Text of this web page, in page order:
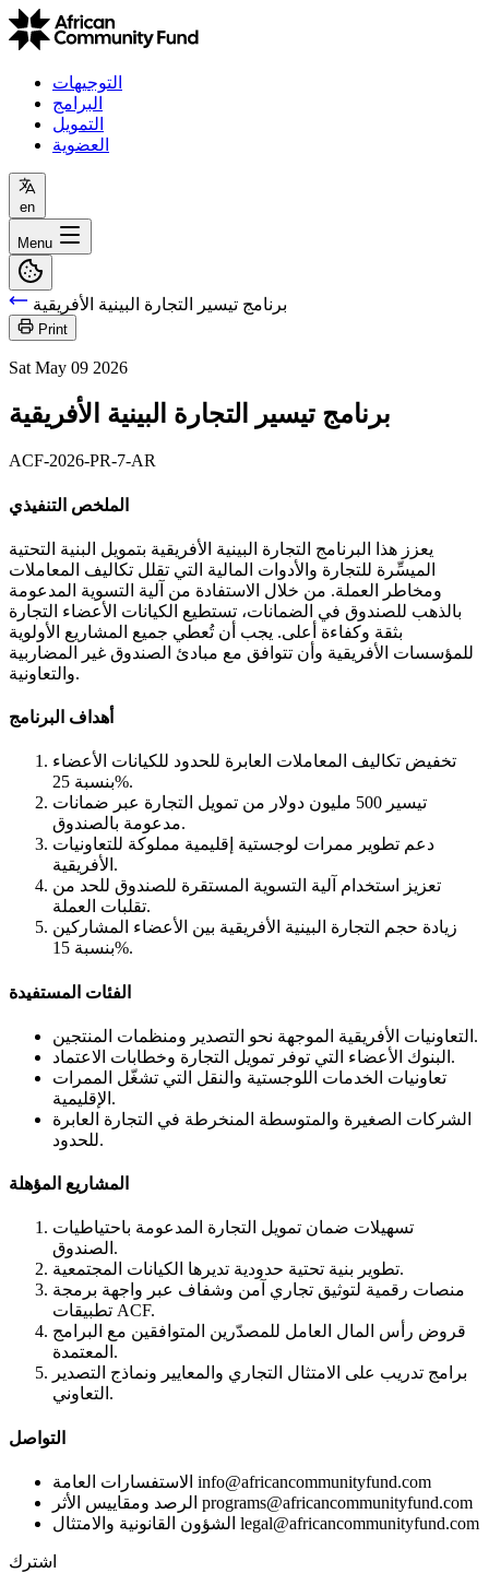
التوجيهات
البرامج
التمويل
العضوية
en
Menu
برنامج تيسير التجارة البينية الأفريقية
Print
Sat May 09 2026
برنامج تيسير التجارة البينية الأفريقية
ACF-2026-PR-7-AR
الملخص التنفيذي
يعزز هذا البرنامج التجارة البينية الأفريقية بتمويل البنية التحتية
الميسِّرة للتجارة والأدوات المالية التي تقلل تكاليف المعاملات
ومخاطر العملة. من خلال الاستفادة من آلية التسوية المدعومة
بالذهب للصندوق في الضمانات، تستطيع الكيانات الأعضاء التجارة
بثقة وكفاءة أعلى. يجب أن تُعطي جميع المشاريع الأولوية
للمؤسسات الأفريقية وأن تتوافق مع مبادئ الصندوق غير المضاربية
والتعاونية.
أهداف البرنامج
تخفيض تكاليف المعاملات العابرة للحدود للكيانات الأعضاء
بنسبة 25%.
تيسير 500 مليون دولار من تمويل التجارة عبر ضمانات
مدعومة بالصندوق.
دعم تطوير ممرات لوجستية إقليمية مملوكة للتعاونيات
الأفريقية.
تعزيز استخدام آلية التسوية المستقرة للصندوق للحد من
تقلبات العملة.
زيادة حجم التجارة البينية الأفريقية بين الأعضاء المشاركين
بنسبة 15%.
الفئات المستفيدة
التعاونيات الأفريقية الموجهة نحو التصدير ومنظمات المنتجين.
البنوك الأعضاء التي توفر تمويل التجارة وخطابات الاعتماد.
تعاونيات الخدمات اللوجستية والنقل التي تشغّل الممرات
الإقليمية.
الشركات الصغيرة والمتوسطة المنخرطة في التجارة العابرة
للحدود.
المشاريع المؤهلة
تسهيلات ضمان تمويل التجارة المدعومة باحتياطيات
الصندوق.
تطوير بنية تحتية حدودية تديرها الكيانات المجتمعية.
منصات رقمية لتوثيق تجاري آمن وشفاف عبر واجهة برمجة
تطبيقات ACF.
قروض رأس المال العامل للمصدّرين المتوافقين مع البرامج
المعتمدة.
برامج تدريب على الامتثال التجاري والمعايير ونماذج التصدير
التعاوني.
التواصل
الاستفسارات العامة info@africancommunityfund.com
الرصد ومقاييس الأثر programs@africancommunityfund.com
الشؤون القانونية والامتثال legal@africancommunityfund.com
اشترك